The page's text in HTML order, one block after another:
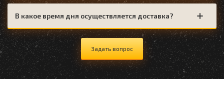
В какое время дня осуществляется доставка?
Задать вопрос